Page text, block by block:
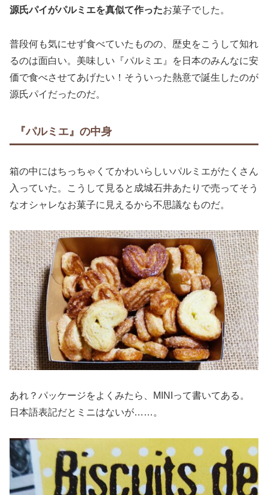
源氏パイがパルミエを真似て作ったお菓子でした。
普段何も気にせず食べていたものの、歴史をこうして知れ
るのは面白い。美味しい『パルミエ』を日本のみんなに安
価で食べさせてあげたい！そういった熱意で誕生したのが
源氏パイだったのだ。
『パルミエ』の中身
箱の中にはちっちゃくてかわいらしいパルミエがたくさん
入っていた。こうして見ると成城石井あたりで売ってそう
なオシャレなお菓子に見えるから不思議なものだ。
あれ？パッケージをよくみたら、MINIって書いてある。
日本語表記だとミニはないが……。